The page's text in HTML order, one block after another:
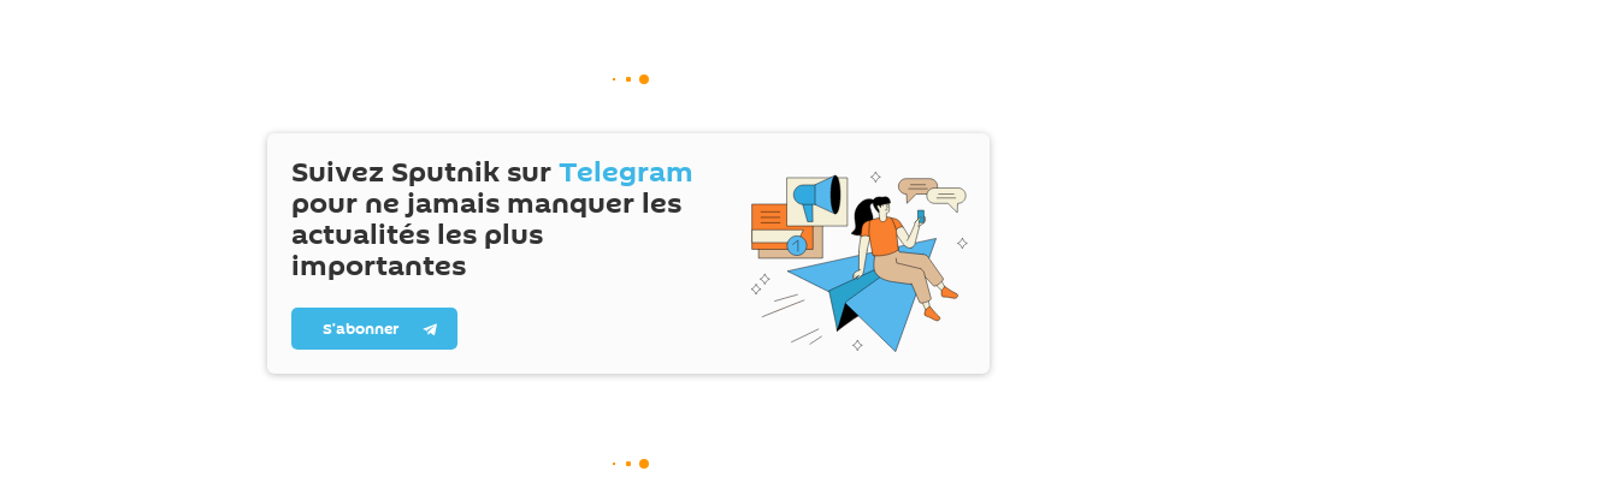
Suivez Sputnik surTelegram
pour ne jamais manquer les
actualités les plus
importantes
S’abonner